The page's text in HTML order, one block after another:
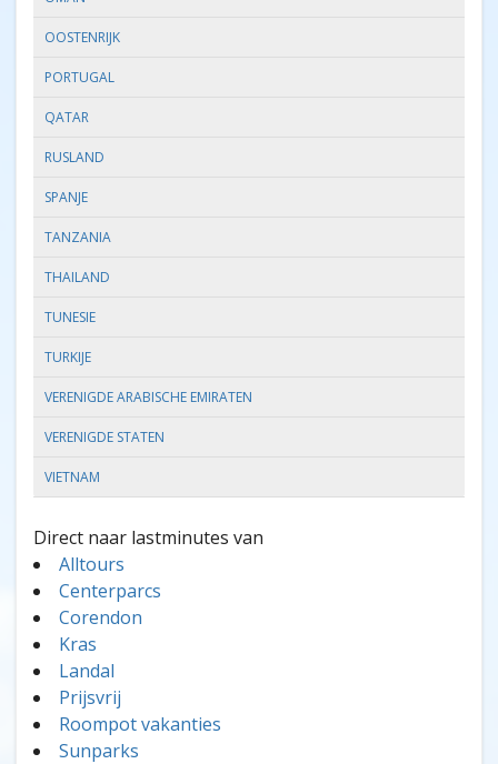
OOSTENRIJK
PORTUGAL
QATAR
RUSLAND
SPANJE
TANZANIA
THAILAND
TUNESIE
TURKIJE
VERENIGDE ARABISCHE EMIRATEN
VERENIGDE STATEN
VIETNAM
Direct naar lastminutes van
Alltours
Centerparcs
Corendon
Kras
Landal
Prijsvrij
Roompot vakanties
Sunparks